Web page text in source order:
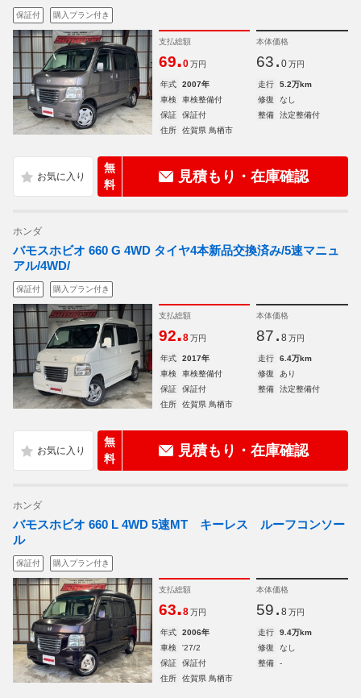
保証付 購入プラン付き
支払総額
69.0 万円
本体価格
63. 0 万円
年式 2007年 走行
5.2万km
車検
車検整備付 修復
なし
保証
保証付 整備
法定整備付
住所
佐賀県 鳥栖市
無
料
見積もり・在庫確認
ホンダ
バモスホビオ 660 G 4WD タイヤ4本新品交換済み/5速マニュ
アル/4WD/
保証付 購入プラン付き
支払総額
92.8 万円
本体価格
87. 8 万円
年式 2017年 走行
6.4万km
車検
車検整備付 修復
あり
保証
保証付 整備
法定整備付
住所
佐賀県 鳥栖市
無
料
見積もり・在庫確認
ホンダ
バモスホビオ 660 L 4WD 5速MT キーレス ルーフコンソー
ル
保証付 購入プラン付き
支払総額
63.8 万円
本体価格
59. 8 万円
年式 2006年 走行
9.4万km
車検
'27/2 修復
なし
保証
保証付 整備
-
住所
佐賀県 鳥栖市